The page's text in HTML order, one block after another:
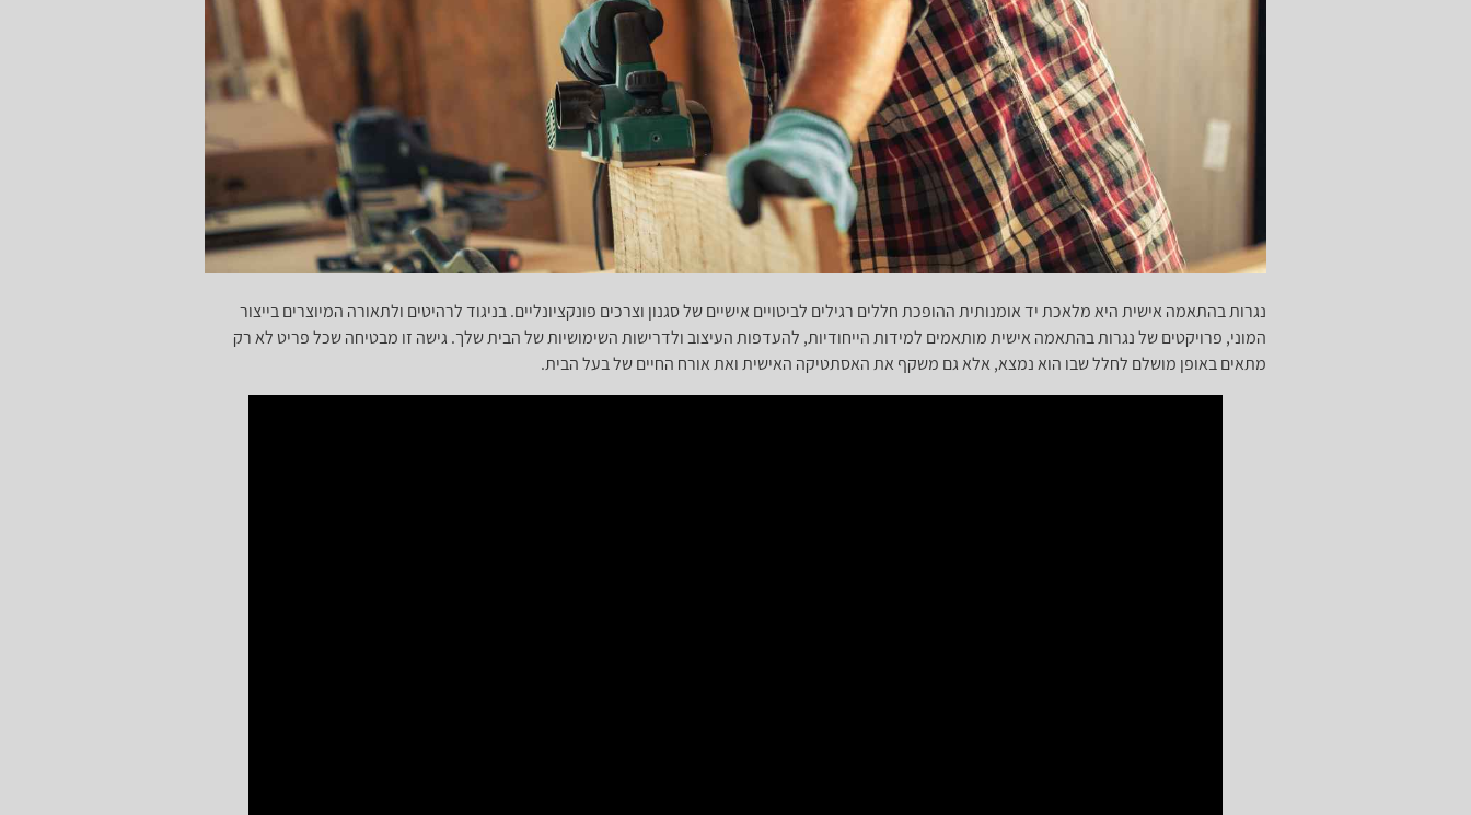
נגרות בהתאמה אישית היא מלאכת יד אומנותית ההופכת חללים רגילים לביטויים אישיים של סגנון וצרכים פונקציונליים. בניגוד לרהיטים ולתאורה המיוצרים בייצור
המוני, פרויקטים של נגרות בהתאמה אישית מותאמים למידות הייחודיות, להעדפות העיצוב ולדרישות השימושיות של הבית שלך. גישה זו מבטיחה שכל פריט לא רק
מתאים באופן מושלם לחלל שבו הוא נמצא, אלא גם משקף את האסתטיקה האישית ואת אורח החיים של בעל הבית.